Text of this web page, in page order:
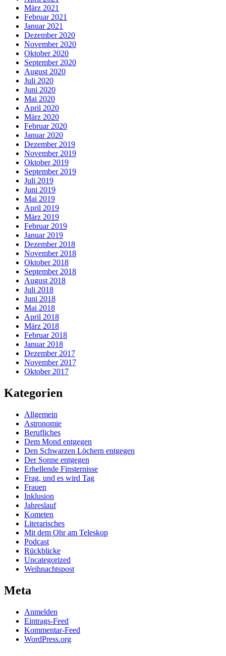
März 2021
Februar 2021
Januar 2021
Dezember 2020
November 2020
Oktober 2020
September 2020
August 2020
Juli 2020
Juni 2020
Mai 2020
April 2020
März 2020
Februar 2020
Januar 2020
Dezember 2019
November 2019
Oktober 2019
September 2019
Juli 2019
Juni 2019
Mai 2019
April 2019
März 2019
Februar 2019
Januar 2019
Dezember 2018
November 2018
Oktober 2018
September 2018
August 2018
Juli 2018
Juni 2018
Mai 2018
April 2018
März 2018
Februar 2018
Januar 2018
Dezember 2017
November 2017
Oktober 2017
Kategorien
Allgemein
Astronomie
Berufliches
Dem Mond entgegen
Den Schwarzen Löchern entgegen
Der Sonne entgegen
Erhellende Finsternisse
Frag, und es wird Tag
Frauen
Inklusion
Jahreslauf
Kometen
Literarisches
Mit dem Ohr am Teleskop
Podcast
Rückblicke
Uncategorized
Weihnachtspost
Meta
Anmelden
Eintrags-Feed
Kommentar-Feed
WordPress.org